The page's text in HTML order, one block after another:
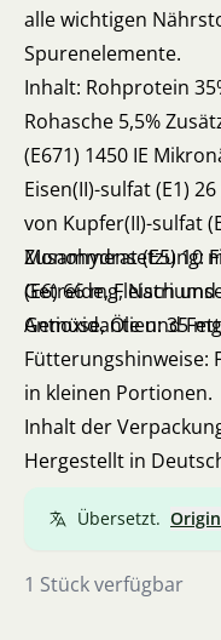
alle wichtigen
Spurenelemente.
Inhalt: Rohprotein
Rohasche 5,5%
(E671) 1450 IE
Eisen(II)-sulfat (E1)
von Kupfer(II)-sulfat
Monohydrat (E5) 10
(E6) 66 mg,
Antioxidantien: 35
Zusammensetzung:
Getreide, Fleisch
Gemüse, Öle und
Fütterungshinweise:
in kleinen Portionen.
Inhalt der
Hergestellt in
Übersetzt.
1 Stück verfügbar